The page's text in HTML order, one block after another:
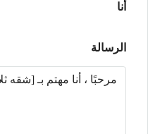
أنا
الرسالة